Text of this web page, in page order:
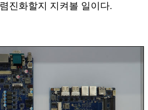
진화할지 지켜볼 일이다.